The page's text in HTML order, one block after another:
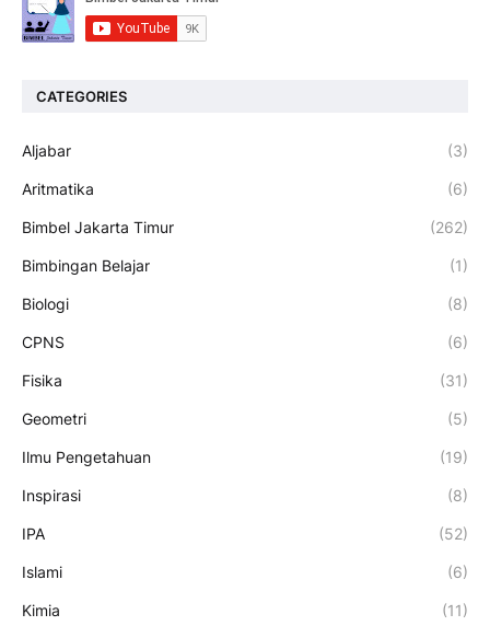
CATEGORIES
Aljabar (3)
Aritmatika (6)
Bimbel Jakarta Timur (262)
Bimbingan Belajar (1)
Biologi (8)
CPNS (6)
Fisika (31)
Geometri (5)
Ilmu Pengetahuan (19)
Inspirasi (8)
IPA (52)
Islami (6)
Kimia (11)